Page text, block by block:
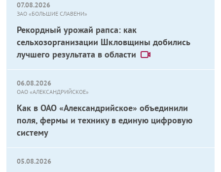
07.08.2026
ЗАО «БОЛЬШИЕ СЛАВЕНИ»
Рекордный урожай рапса: как
сельхозорганизации Шкловщины добились
лучшего результата в области
06.08.2026
ОАО «АЛЕКСАНДРИЙСКОЕ»
Как в ОАО «Александрийское» объединили
поля, фермы и технику в единую цифровую
систему
05.08.2026